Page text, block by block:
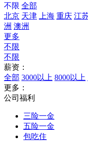
不限 全部
北京 天津 上海 重庆 江
洲 澳洲
更多
不限
不限
薪资：
全部 3000以上 8000以上
更多：
公司福利
三险一金
五险一金
包吃住